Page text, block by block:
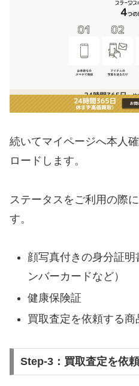
続いてマイページへ本人
ロードします。
ステータスをご利用の際
す。
顔写真付きの身分証
ンバーカードなど）
健康保険証
買取査定を依頼する商
Step-3：買取査定を依頼